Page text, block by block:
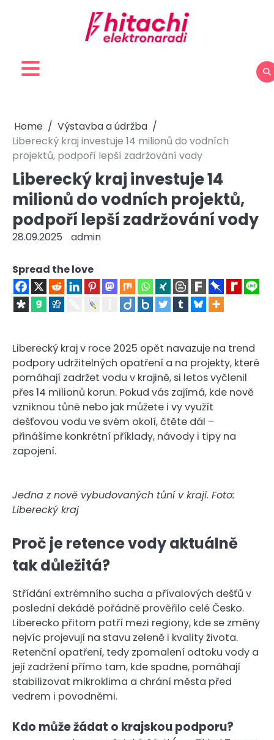
Home
Výstavba a údržba
Liberecký kraj investuje 14 milionů do vodních
projektů, podpoří lepší zadržování vody
Liberecký kraj investuje 14
milionů do vodních projektů,
podpoří lepší zadržování vody
28.09.2025 admin
Spread the love
Liberecký kraj v roce 2025 opět navazuje na trend
podpory udržitelných opatření a na projekty, které
pomáhají zadržet vodu v krajině, si letos vyčlenil
přes 14 milionů korun. Pokud vás zajímá, kde nově
vzniknou tůně nebo jak můžete i vy využít
dešťovou vodu ve svém okolí, čtěte dál –
přinášíme konkrétní příklady, návody i tipy na
zapojení.
Jedna z nově vybudovaných tůní v kraji. Foto:
Liberecký kraj
Proč je retence vody aktuálně
tak důležitá?
Střídání extrémního sucha a přívalových dešťů v
poslední dekádě pořádně prověřilo celé Česko.
Liberecko přitom patří mezi regiony, kde se změny
nejvíc projevují na stavu zeleně i kvality života.
Retenční opatření, tedy zpomalení odtoku vody a
její zadržení přímo tam, kde spadne, pomáhají
stabilizovat mikroklima a chrání města před
vedrem i povodněmi.
Kdo může žádat o krajskou podporu?